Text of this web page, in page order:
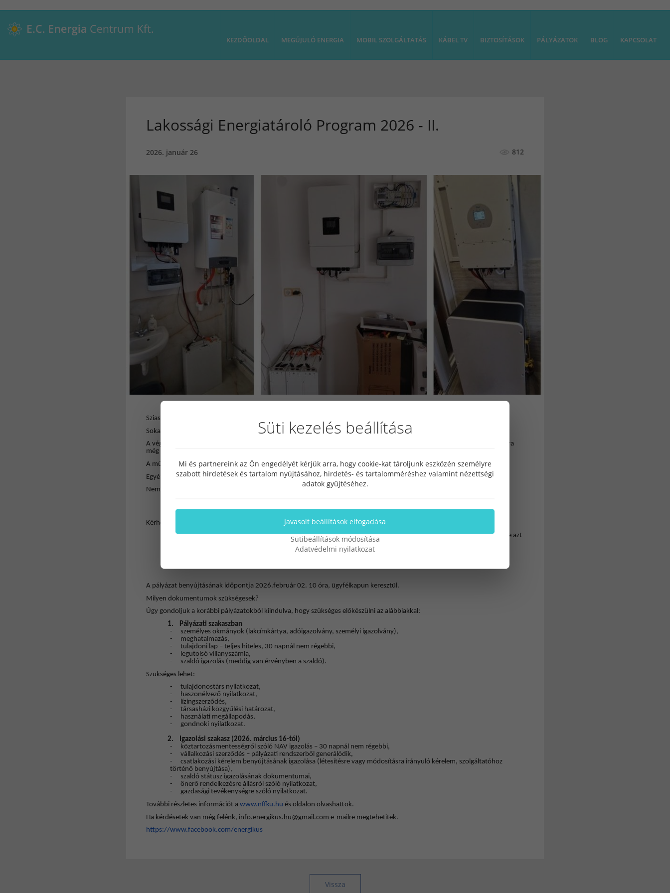
KEZDŐOLDAL MEGÚJULÓ ENERGIA MOBIL SZOLGÁLTATÁS KÁBEL TV BIZTOSÍTÁSOK PÁLYÁZATOK BLOG KAPCSOLAT
Lakossági Energiatároló Program 2026 - II.
2026. január 26 812
Sziasztok,
Sokakban megfogalmazódott néhány kérdés, melyre szeretnénk válaszolni, mert ez lehet, hogy másokat is érint.
A végleges műszaki tartalommal kapcsolatban a válaszunk, hogy február 2-ai pályázati regisztráció során ennek megadására
még nem lesz szükség, csak a személyes adatok feltöltésére fog sor kerülni az ügyfélkapun keresztül.
A műszaki tartalmat a regisztráció elbírálása után (március 15.) kell majd megadni.
Egyéni vállalkozással kapcsolatban voltak még kérdések.
Nem kérhető támogatás, amennyiben:
bejegyezve és/vagy ott végzi a tevékenységét,
Kérhető a támogatás, amennyiben:
magánszemély tulajdonában van az ingatlan és az egyéni vállalkozás székhelye máshol van, akkor pályázhat. De azt
ajánljuk, hogy mindenképpen érdemes a könyvelővel beszélni a székhely módosítás érdekében. Ha ez szükséges,
A pályázat benyújtásának időpontja 2026.február 02. 10 óra, ügyfélkapun keresztül.
Milyen dokumentumok szükségesek?
Úgy gondoljuk a korábbi pályázatokból kiindulva, hogy szükséges előkészülni az alábbiakkal:
1.
Pályázati szakaszban
-
személyes okmányok (lakcímkártya, adóigazolvány, személyi igazolvány),
-
meghatalmazás,
-
tulajdoni lap – teljes hiteles, 30 napnál nem régebbi,
-
legutolsó villanyszámla,
-
szaldó igazolás (meddig van érvényben a szaldó).
Szükséges lehet:
-
tulajdonostárs nyilatkozat,
-
haszonélvező nyilatkozat,
-
lízingszerződés,
-
társasházi közgyűlési határozat,
-
használati megállapodás,
-
gondnoki nyilatkozat.
2.
Igazolási szakasz (2026. március 16-tól)
-
köztartozásmentességről szóló NAV igazolás – 30 napnál nem régebbi,
-
vállalkozási szerződés – pályázati rendszerből generálódik,
-
csatlakozási kérelem benyújtásának igazolása (létesítésre vagy módosításra irányuló kérelem, szolgáltatóhoz
történő benyújtása),
-
szaldó státusz igazolásának dokumentumai,
-
önerő rendelkezésre állásról szóló nyilatkozat,
-
gazdasági tevékenységre szóló nyilatkozat.
További részletes információt awww.nffku.hu és oldalon olvashattok.
Ha kérdésetek van még felénk, info.energikus.hu@gmail.com e-mailre megtehetitek.
https://www.facebook.com/energikus
Vissza
Süti kezelés beállítása
Mi és partnereink az Ön engedélyét kérjük arra, hogy cookie-kat tároljunk eszközén személyre
szabott hirdetések és tartalom nyújtásához, hirdetés- és tartalomméréshez valamint nézettségi
adatok gyűjtéséhez.
Javasolt beállítások elfogadása
Sütibeállítások módosítása
Adatvédelmi nyilatkozat